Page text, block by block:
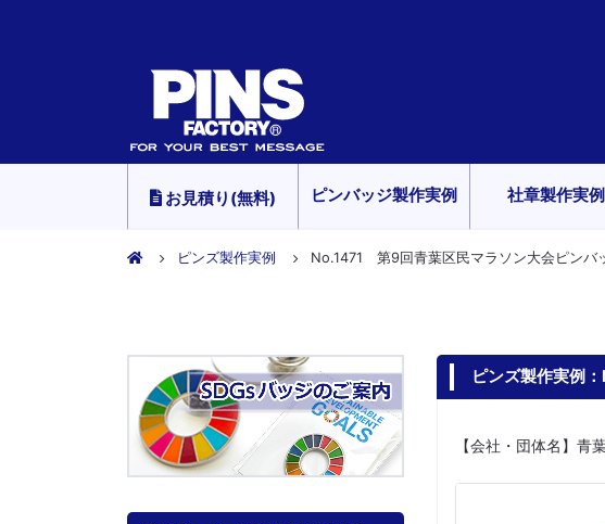
お見積り(無料) ピンバッジ製作実例 社章製作実例
ピンズ製作実例 No.1471 第9回青葉区民マラソン大会ピンバ
ピンズ製作実例
【会社・団体名】青